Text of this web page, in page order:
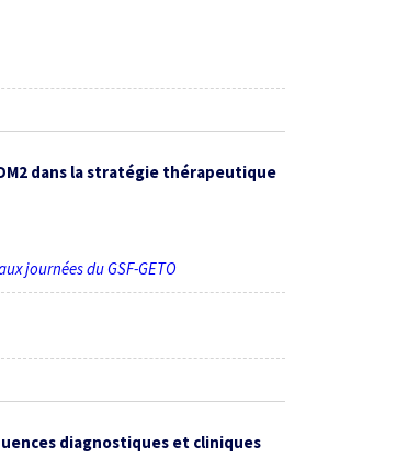
dans la stratégie thérapeutique
journées du GSF-GETO
diagnostiques et cliniques